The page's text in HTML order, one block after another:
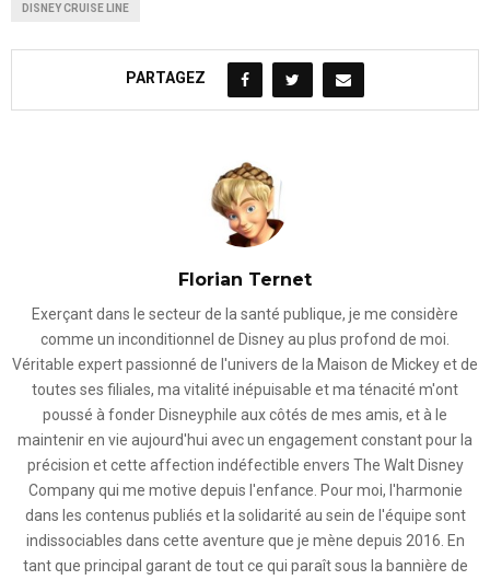
DISNEY CRUISE LINE
PARTAGEZ
Florian Ternet
Exerçant dans le secteur de la santé publique, je me considère
comme un inconditionnel de Disney au plus profond de moi.
Véritable expert passionné de l'univers de la Maison de Mickey et de
toutes ses filiales, ma vitalité inépuisable et ma ténacité m'ont
poussé à fonder Disneyphile aux côtés de mes amis, et à le
maintenir en vie aujourd'hui avec un engagement constant pour la
précision et cette affection indéfectible envers The Walt Disney
Company qui me motive depuis l'enfance. Pour moi, l'harmonie
dans les contenus publiés et la solidarité au sein de l'équipe sont
indissociables dans cette aventure que je mène depuis 2016. En
tant que principal garant de tout ce qui paraît sous la bannière de